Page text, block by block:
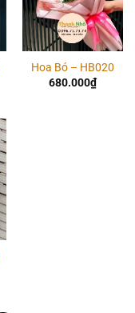
Hoa Bó – HB020
680.000₫